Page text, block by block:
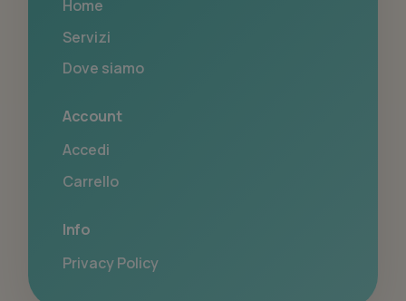
Home
Servizi
Dove siamo
Account
Accedi
Carrello
Info
Privacy Policy